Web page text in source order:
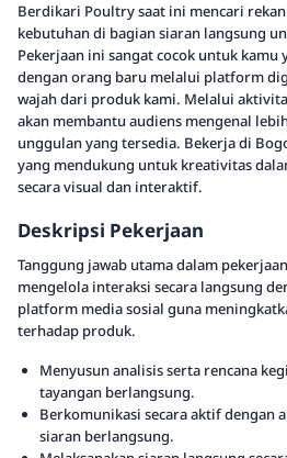
Berdikari Poultry saat ini mencari
kebutuhan di bagian siaran langsung
Pekerjaan ini sangat cocok untuk
dengan orang baru melalui platform
wajah dari produk kami. Melalui
akan membantu audiens mengenal
unggulan yang tersedia. Bekerja di
yang mendukung untuk kreativitas
secara visual dan interaktif.
Deskripsi Pekerjaan
Tanggung jawab utama dalam
mengelola interaksi secara langsung
platform media sosial guna
terhadap produk.
Menyusun analisis serta rencana
tayangan berlangsung.
Berkomunikasi secara aktif dengan
siaran berlangsung.